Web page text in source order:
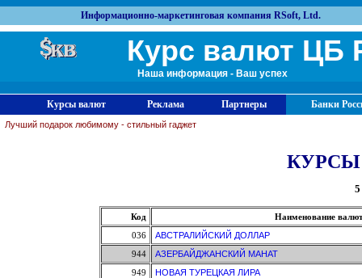
Информационно-маркетинговая компания RSoft, Ltd.
Курс валют ЦБ
Наша информация - Ваш успех
Курсы валют Реклама Партнеры Банки
Лучший подарок любимому - стильный гаджет
5
Код
Наименование
036
АВСТРАЛИЙСКИЙ ДОЛЛАР
944
АЗЕРБАЙДЖАНСКИЙ МАНАТ
949
НОВАЯ ТУРЕЦКАЯ ЛИРА